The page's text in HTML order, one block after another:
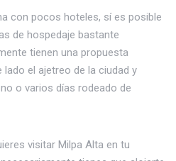
con pocos hoteles, sí es posible
de hospedaje bastante
tienen una propuesta
lado el ajetreo de la ciudad y
o varios días rodeado de
visitar Milpa Alta en tu